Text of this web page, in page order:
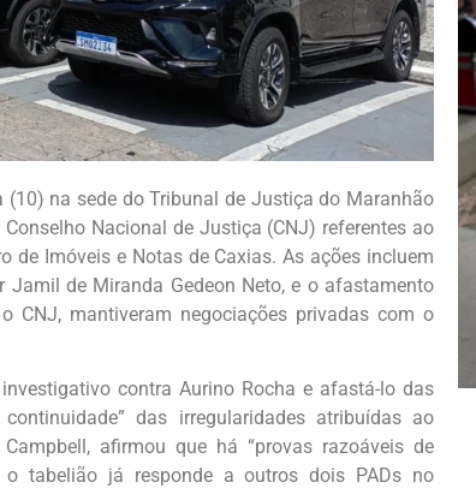
na sede do Tribunal de Justiça do Maranhão
Nacional de Justiça (CNJ) referentes ao
de Imóveis e Notas de Caxias. As ações incluem
Jamil de Miranda Gedeon Neto, e o afastamento
CNJ, mantiveram negociações privadas com o
contra Aurino Rocha e afastá-lo das
das irregularidades atribuídas ao
afirmou que há “provas razoáveis de
o tabelião já responde a outros dois PADs no